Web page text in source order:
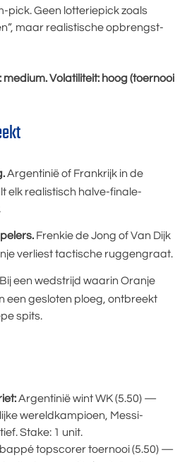
pick. Geen lotteriepick zoals
maar realistische opbrengst-
medium. Volatiliteit: hoog (toernooi
Argentinië of Frankrijk in de
elk realistisch halve-finale-
Frenkie de Jong of Van Dijk
verliest tactische ruggengraat.
Bij een wedstrijd waarin Oranje
een gesloten ploeg, ontbreekt
spits.
Argentinië wint WK (5.50) —
wereldkampioen, Messi-
Stake: 1 unit.
topscorer toernooi (5.50) —